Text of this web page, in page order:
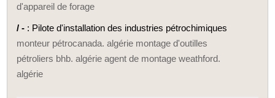
d'appareil de forage
/ - : Pilote d'installation des industries pétrochimiques
monteur pétrocanada. algérie montage d'outilles
pétroliers bhb. algérie agent de montage weathford.
algérie